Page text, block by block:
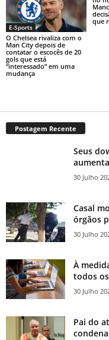
E-Sports
O Chelsea rivaliza com o
Man City depois de
contatar o escocês de 20
gols que está
“interessado” em uma
mudança
que
Postagem Recente
Seus
30 Julho
Casal
órgãos
30 Julho
À
todos
30 Julho
Pai do